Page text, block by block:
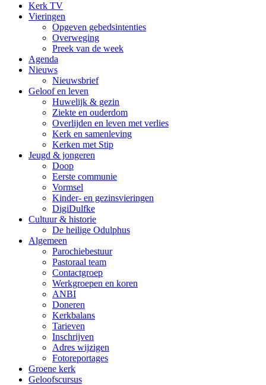
Kerk TV
Vieringen
Opgeven gebedsintenties
Overweging
Preek van de week
Agenda
Nieuws
Nieuwsbrief
Geloof en leven
Huwelijk & gezin
Ziekte en ouderdom
Overlijden en leven met verlies
Kerk en samenleving
Kerken met Stip
Jeugd & jongeren
Doop
Eerste communie
Vormsel
Kinder- en gezinsvieringen
DigiDulfke
Cultuur & historie
De heilige Odulphus
Algemeen
Parochiebestuur
Pastoraal team
Contactgroep
Werkgroepen en koren
ANBI
Doneren
Kerkbalans
Tarieven
Inschrijven
Adres wijzigen
Fotoreportages
Groene kerk
Geloofscursus